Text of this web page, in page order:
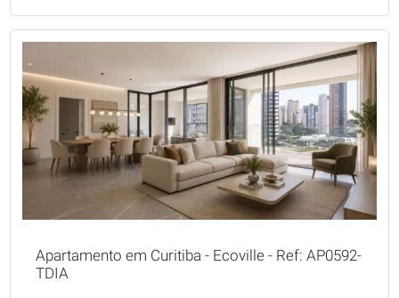
Apartamento em Curitiba - Ecoville - Ref: AP0592-
TDIA